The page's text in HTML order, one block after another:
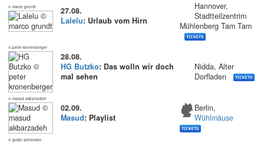
© marco grundt
27.08.
Lalelu: Urlaub vom Hirn
Hannover,
Stadtteilzentrim
Mühlenberg Tam Tam
© peter kronenberger
28.08.
HG Butzko: Das wolln wir doch
mal sehen
Nidda, Alter
Dorfladen
© masud akbarzadeh
02.09.
Masud: Playlist
Berlin,
Wühlmäuse
© guido schroeder